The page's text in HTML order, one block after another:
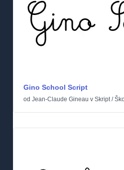
Gino School Script
od Jean-Claude Gineau v Skript/